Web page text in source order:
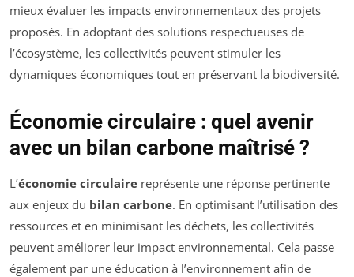
mieux évaluer les impacts environnementaux des projets
proposés. En adoptant des solutions respectueuses de
l’écosystème, les collectivités peuvent stimuler les
dynamiques économiques tout en préservant la biodiversité.
Économie circulaire : quel avenir
avec un bilan carbone maîtrisé ?
L’économie circulaire représente une réponse pertinente
aux enjeux du bilan carbone. En optimisant l’utilisation des
ressources et en minimisant les déchets, les collectivités
peuvent améliorer leur impact environnemental. Cela passe
également par une éducation à l’environnement afin de